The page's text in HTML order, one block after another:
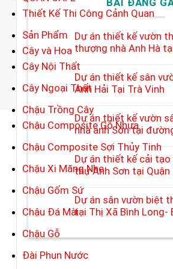
Thiết Kế Thi Công Cảnh Quan
Sản Phẩm
Cây và Hoa
Cây Nội Thất
Cây Ngoại Thất
Chậu Trồng Cây
Chậu Composite Gỗ Nhựa
Chậu Composite Sợi Thủy Tinh
Chậu Xi Măng Nhẹ
Chậu Gốm Sứ
Chậu Đá Mài
Chậu Gỗ
Đài Phun Nước
BÀI ĐĂNG
Dự án thiết kế vườn
thượng nhà Anh Hà
Dự án thiết kế sân
Anh Hải Tại Trà Vinh
Dự án thiết kế vườn
nhà anh Sơn tại
Dự án thiết kế cải
thự Anh Sơn tại Quận
Dự án sân vườn biệt
tại Thị Xã Bình Long-